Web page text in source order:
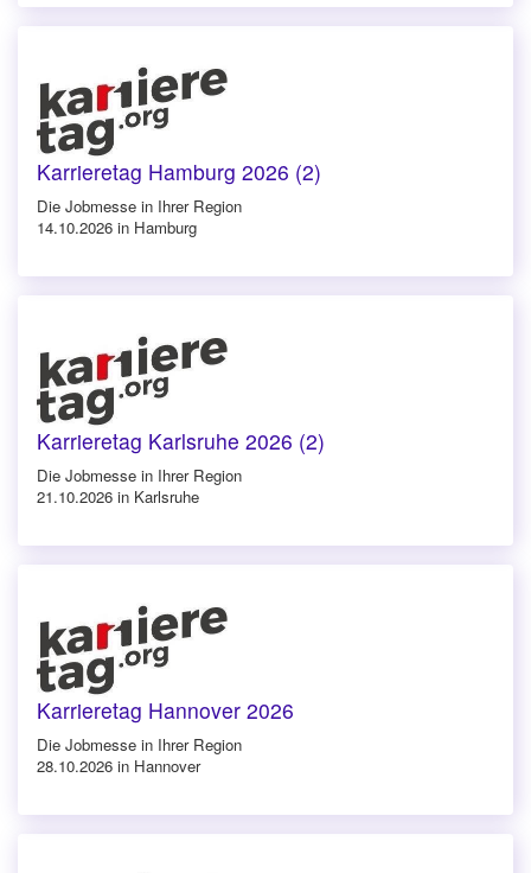
Karrieretag Hamburg 2026 (2)
Die Jobmesse in Ihrer Region
14.10.2026 in Hamburg
Karrieretag Karlsruhe 2026 (2)
Die Jobmesse in Ihrer Region
21.10.2026 in Karlsruhe
Karrieretag Hannover 2026
Die Jobmesse in Ihrer Region
28.10.2026 in Hannover